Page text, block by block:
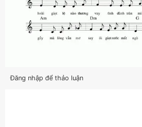
Đăng nhập để thảo luận